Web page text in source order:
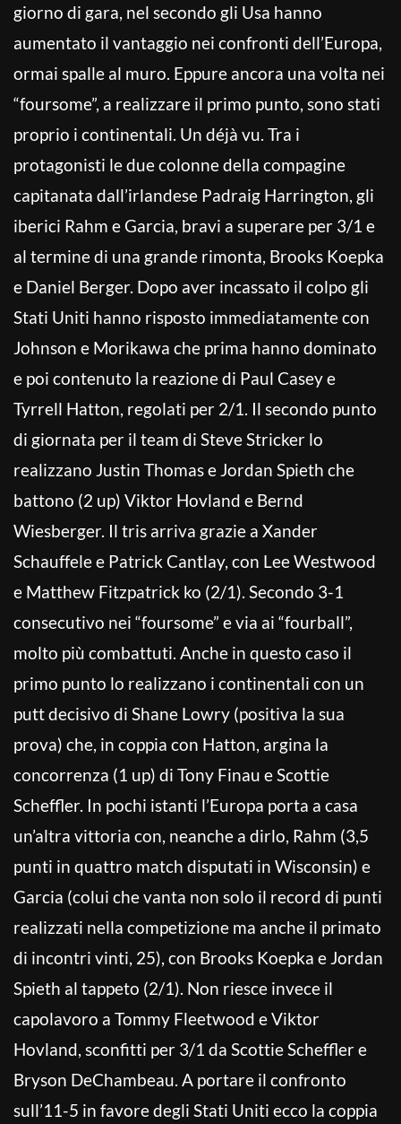
giorno di gara, nel secondo gli Usa hanno
aumentato il vantaggio nei confronti dell’Europa,
ormai spalle al muro. Eppure ancora una volta nei
“foursome”, a realizzare il primo punto, sono stati
proprio i continentali. Un déjà vu. Tra i
protagonisti le due colonne della compagine
capitanata dall’irlandese Padraig Harrington, gli
iberici Rahm e Garcia, bravi a superare per 3/1 e
al termine di una grande rimonta, Brooks Koepka
e Daniel Berger. Dopo aver incassato il colpo gli
Stati Uniti hanno risposto immediatamente con
Johnson e Morikawa che prima hanno dominato
e poi contenuto la reazione di Paul Casey e
Tyrrell Hatton, regolati per 2/1. Il secondo punto
di giornata per il team di Steve Stricker lo
realizzano Justin Thomas e Jordan Spieth che
battono (2 up) Viktor Hovland e Bernd
Wiesberger. Il tris arriva grazie a Xander
Schauffele e Patrick Cantlay, con Lee Westwood
e Matthew Fitzpatrick ko (2/1). Secondo 3-1
consecutivo nei “foursome” e via ai “fourball”,
molto più combattuti. Anche in questo caso il
primo punto lo realizzano i continentali con un
putt decisivo di Shane Lowry (positiva la sua
prova) che, in coppia con Hatton, argina la
concorrenza (1 up) di Tony Finau e Scottie
Scheffler. In pochi istanti l’Europa porta a casa
un’altra vittoria con, neanche a dirlo, Rahm (3,5
punti in quattro match disputati in Wisconsin) e
Garcia (colui che vanta non solo il record di punti
realizzati nella competizione ma anche il primato
di incontri vinti, 25), con Brooks Koepka e Jordan
Spieth al tappeto (2/1). Non riesce invece il
capolavoro a Tommy Fleetwood e Viktor
Hovland, sconfitti per 3/1 da Scottie Scheffler e
Bryson DeChambeau. A portare il confronto
sull’11-5 in favore degli Stati Uniti ecco la coppia